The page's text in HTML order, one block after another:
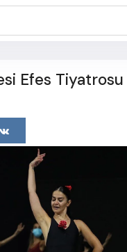
Efes Tiyatrosu